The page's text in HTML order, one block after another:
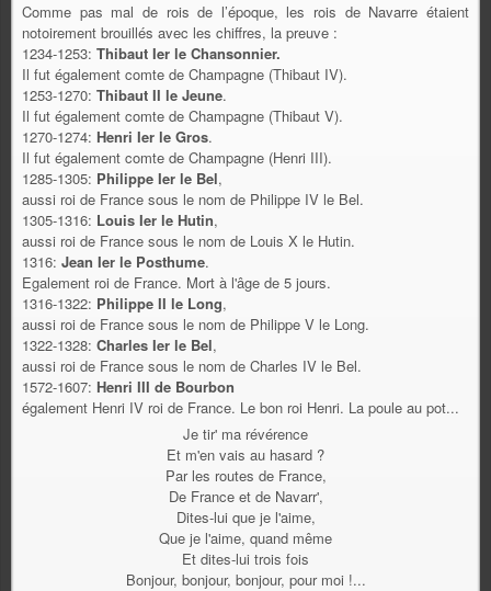
Comme pas mal de rois de l’époque, les rois de Navarre étaient
notoirement brouillés avec les chiffres, la preuve :
1234-1253: Thibaut Ier le Chansonnier.
Il fut également comte de Champagne (Thibaut IV).
1253-1270: Thibaut II le Jeune.
Il fut également comte de Champagne (Thibaut V).
1270-1274: Henri Ier le Gros.
Il fut également comte de Champagne (Henri III).
1285-1305: Philippe Ier le Bel,
aussi roi de France sous le nom de Philippe IV le Bel.
1305-1316: Louis Ier le Hutin,
aussi roi de France sous le nom de Louis X le Hutin.
1316: Jean Ier le Posthume.
Egalement roi de France. Mort à l'âge de 5 jours.
1316-1322: Philippe II le Long,
aussi roi de France sous le nom de Philippe V le Long.
1322-1328: Charles Ier le Bel,
aussi roi de France sous le nom de Charles IV le Bel.
1572-1607: Henri III de Bourbon
également Henri IV roi de France. Le bon roi Henri. La poule au pot...
Je tir' ma révérence
Et m'en vais au hasard ?
Par les routes de France,
De France et de Navarr',
Dites-lui que je l'aime,
Que je l'aime, quand même
Et dites-lui trois fois
Bonjour, bonjour, bonjour, pour moi !...